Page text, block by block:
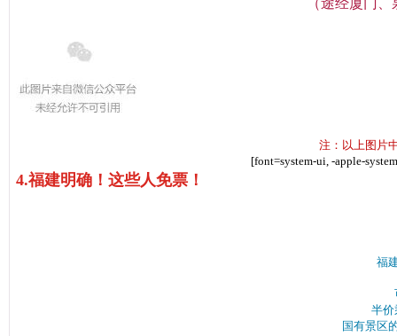
（途经厦门
注：以上图片
[font=system-ui, -apple-
4.福建明确！这些人免票！
福
半价
国有景区